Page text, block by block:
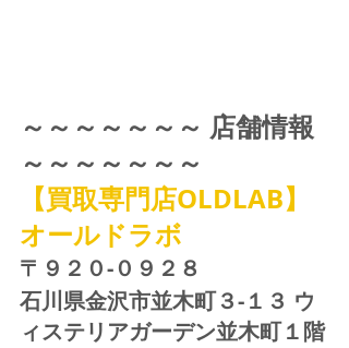
～～～～～～～ 店舗情報
～～～～～～～
【買取専門店OLDLAB】
オールドラボ
〒９２０-０９２８
石川県金沢市並木町３-１３ ウ
ィステリアガーデン並木町１階